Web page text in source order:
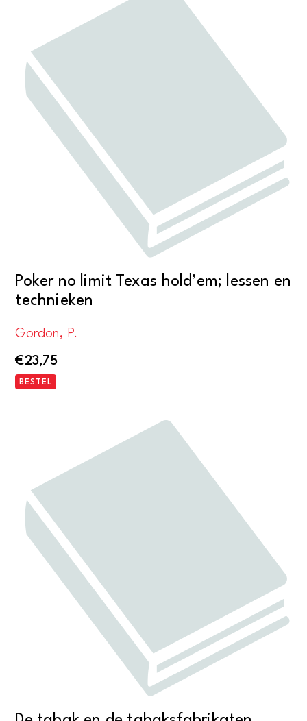
Poker no limit Texas hold’em; lessen en
technieken
Gordon, P.
€23,75
BESTEL